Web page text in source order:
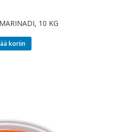
10 KG
koriin